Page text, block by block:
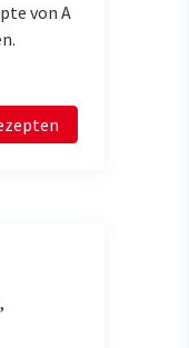
von A